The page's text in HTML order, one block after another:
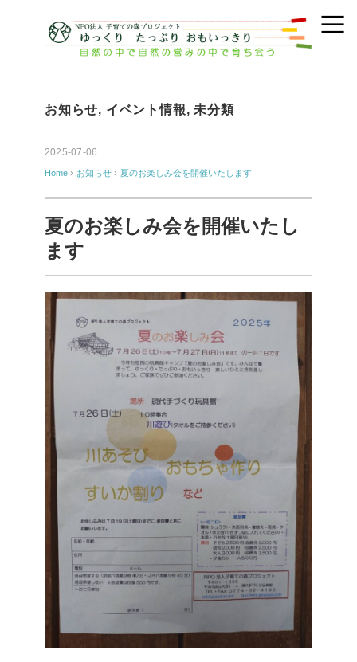
お知らせ, イベント情報,未分類
2025-07-06
Home › お知らせ › 夏のお楽しみ会を開催いたします
夏のお楽しみ会を開催いたし
ます